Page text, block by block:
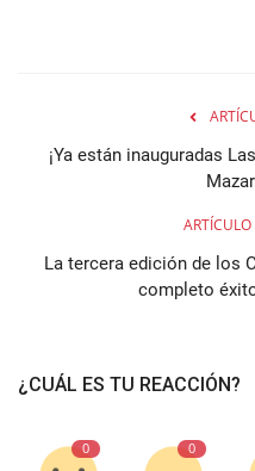
¡Ya están inauguradas
La tercera edición de los
completo
¿CUÁL ES TU REACCIÓN?
0 0